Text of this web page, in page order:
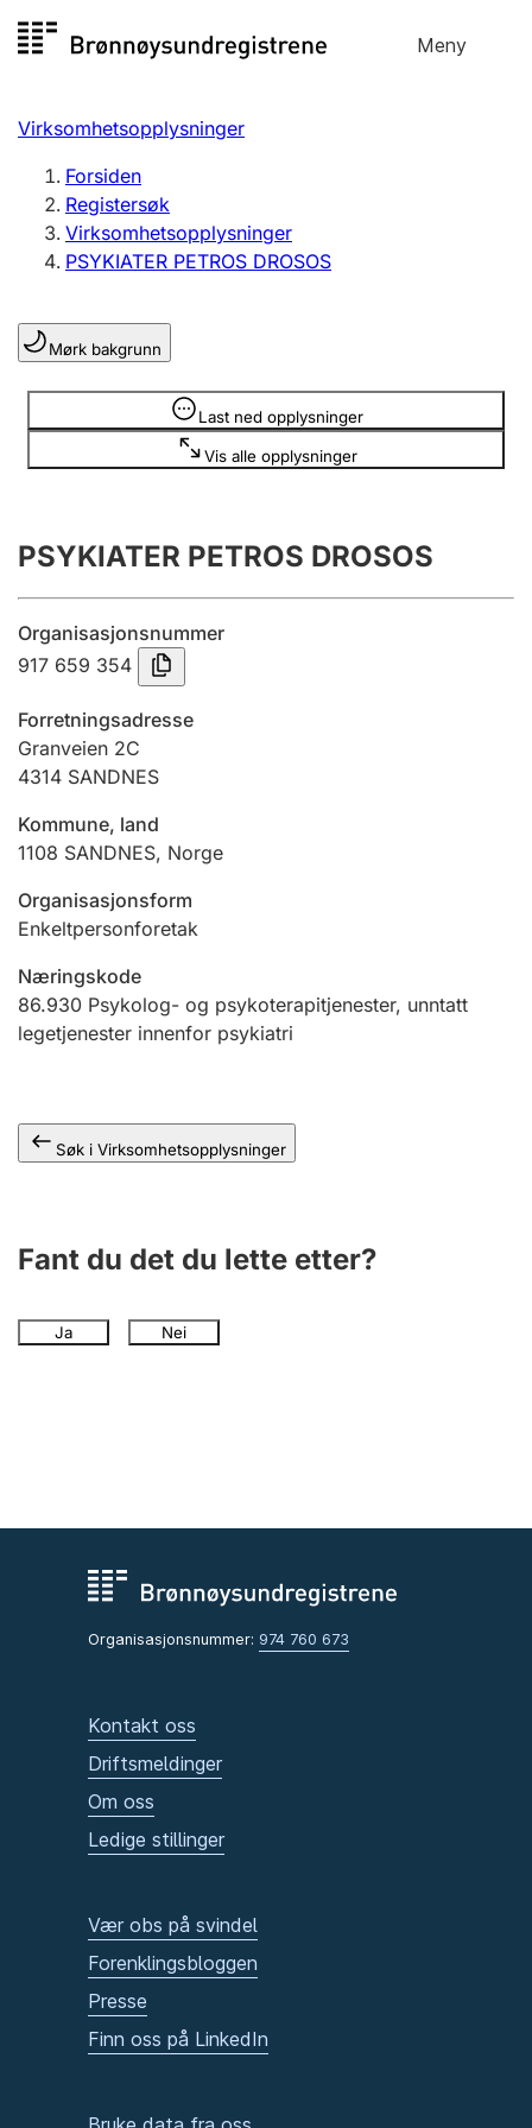
til
Meny
Registersøk
Aksjeselskap
Enkeltpersonforetak
Registrere, endre, slette
Lag og forening
Registrere, endre, slette
Årsregnskap
Innsending og forsinkelsesgebyr
Tinglysing
Jeger
Ektepaktveileder
Offentlig sektor
Virksomhetsopplysninger
Forsiden
Registersøk
Virksomhetsopplysninger
PSYKIATER PETROS DROSOS
Mørk bakgrunn
Last ned opplysninger
Vis alle opplysninger
Opplysninger er skjult
PSYKIATER PETROS DROSOS
Organisasjonsnummer
917 659 354
Forretningsadresse
Granveien 2C
4314 SANDNES
Kommune, land
1108 SANDNES, Norge
Organisasjonsform
Enkeltpersonforetak
Næringskode
86.930 Psykolog- og psykoterapitjenester, unntatt
legetjenester innenfor psykiatri
Søk i Virksomhetsopplysninger
Fant du det du lette etter?
Ja Nei
Organisasjonsnummer: 974 760 673
Kontakt oss
Driftsmeldinger
Om oss
Ledige stillinger
Vær obs på svindel
Forenklingsbloggen
Presse
Finn oss på LinkedIn